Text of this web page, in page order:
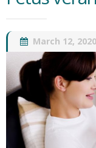
March 12, 2020